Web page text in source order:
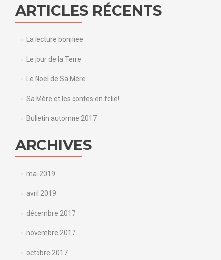
ARTICLES RÉCENTS
La lecture bonifiée
Le jour de la Terre
Le Noël de Sa Mère
Sa Mère et les contes en folie!
Bulletin automne 2017
ARCHIVES
mai 2019
avril 2019
décembre 2017
novembre 2017
octobre 2017